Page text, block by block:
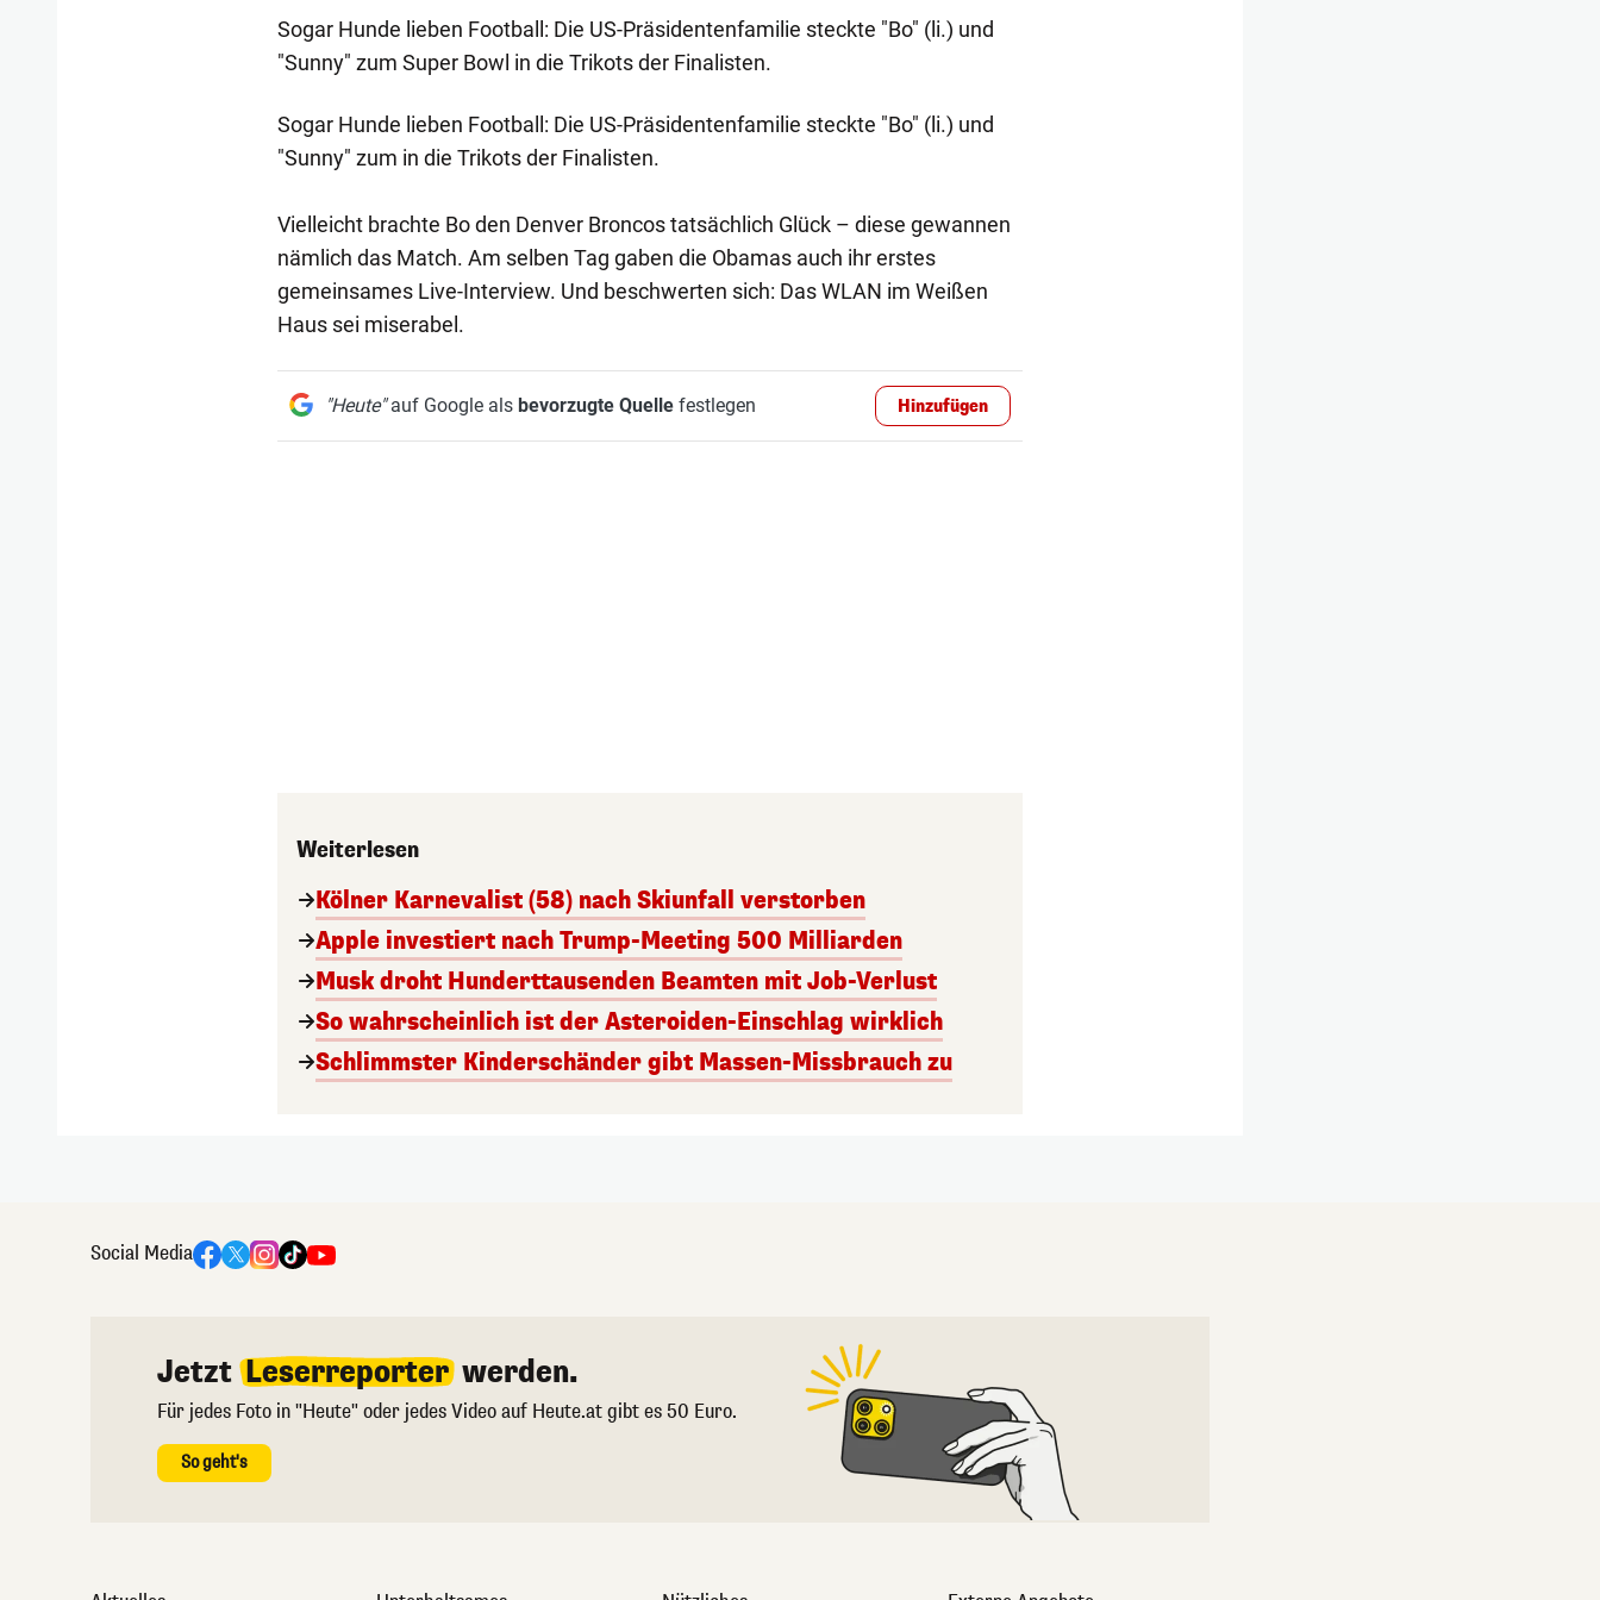
Sogar Hunde lieben Football: Die US-Präsidentenfamilie steckte "Bo" (li.) und
"Sunny" zum Super Bowl in die Trikots der Finalisten.
Sogar Hunde lieben Football: Die US-Präsidentenfamilie steckte "Bo" (li.) und
"Sunny" zum in die Trikots der Finalisten.
Vielleicht brachte Bo den Denver Broncos tatsächlich Glück – diese gewannen
nämlich das Match. Am selben Tag gaben die Obamas auch ihr erstes
gemeinsames Live-Interview. Und beschwerten sich: Das WLAN im Weißen
Haus sei miserabel.
"Heute"auf Google als bevorzugte Quellefestlegen Hinzufügen
Weiterlesen
Kölner Karnevalist (58) nach Skiunfall verstorben
Apple investiert nach Trump-Meeting 500 Milliarden
Musk droht Hunderttausenden Beamten mit Job-Verlust
So wahrscheinlich ist der Asteroiden-Einschlag wirklich
Schlimmster Kinderschänder gibt Massen-Missbrauch zu
Social Media
Jetzt Leserreporter werden.
Für jedes Foto in "Heute" oder jedes Video auf Heute.at gibt es 50 Euro.
So geht's